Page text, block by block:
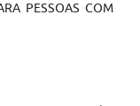
PESSOAS COM